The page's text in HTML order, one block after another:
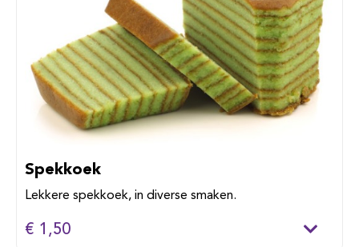
Spekkoek
Lekkere spekkoek, in diverse smaken.
€ 1,50